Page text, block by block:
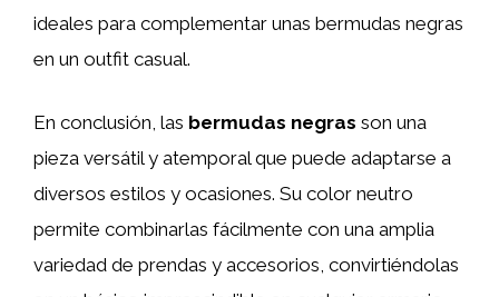
ideales para complementar unas bermudas negras
en un outfit casual.
En conclusión, las bermudas negras son una
pieza versátil y atemporal que puede adaptarse a
diversos estilos y ocasiones. Su color neutro
permite combinarlas fácilmente con una amplia
variedad de prendas y accesorios, convirtiéndolas